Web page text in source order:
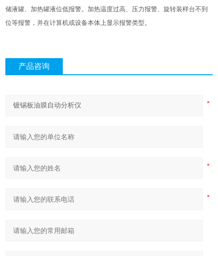
储液罐、加热罐液位低报警。加热温度过高、压力报警、旋转装样台不到
位等报警，并在计算机或设备本体上显示报警类型。
产品咨询